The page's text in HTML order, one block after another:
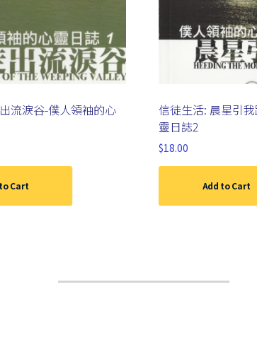
流淚谷-僕人領袖的心
Cart
信徒生活: 晨星引
靈日誌2
$18.00
Add to Cart